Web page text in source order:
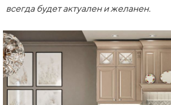
всегда будет актуален и желанен.